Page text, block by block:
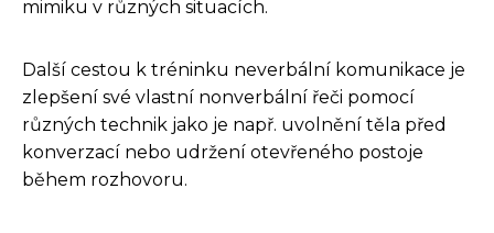
mimiku v různých situacích.
Další cestou k tréninku neverbální komunikace je
zlepšení své vlastní nonverbální řeči pomocí
různých technik jako je např. uvolnění těla před
konverzací nebo udržení otevřeného postoje
během rozhovoru.